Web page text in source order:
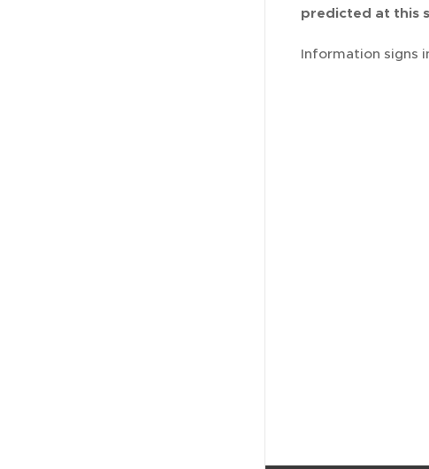
predicted at this
Information signs